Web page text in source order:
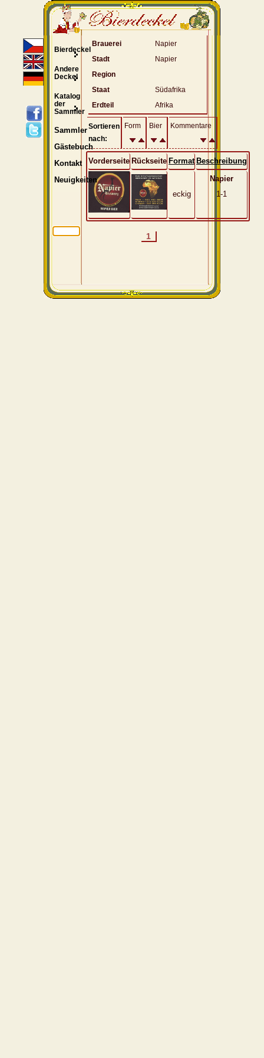
Brauerei
Napier
Stadt
Napier
Region
Staat
Südafrika
Erdteil
Afrika
Sortieren
nach:
Form Bier Kommentare
Vorderseite Rückseite Format Beschreibung
eckig
Napier
1-1
1
Bierdeckel
Andere
Deckel
Katalog
der
Sammler
Sammler
Gästebuch
Kontakt
Neuigkeiten